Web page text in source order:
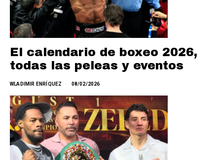
El calendario de boxeo 2026,
todas las peleas y eventos
WLADIMIR ENRÍQUEZ 08/02/2026